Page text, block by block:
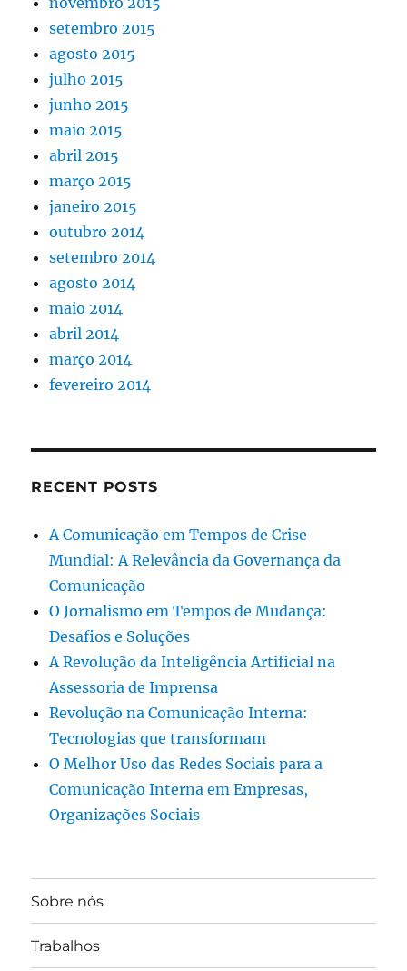
setembro 2015
agosto 2015
julho 2015
junho 2015
maio 2015
abril 2015
março 2015
janeiro 2015
outubro 2014
setembro 2014
agosto 2014
maio 2014
abril 2014
março 2014
fevereiro 2014
RECENT POSTS
A Comunicação em Tempos de Crise
Mundial: A Relevância da Governança da
Comunicação
O Jornalismo em Tempos de Mudança:
Desafios e Soluções
A Revolução da Inteligência Artificial na
Assessoria de Imprensa
Revolução na Comunicação Interna:
Tecnologias que transformam
O Melhor Uso das Redes Sociais para a
Comunicação Interna em Empresas,
Organizações Sociais
Sobre nós
Trabalhos